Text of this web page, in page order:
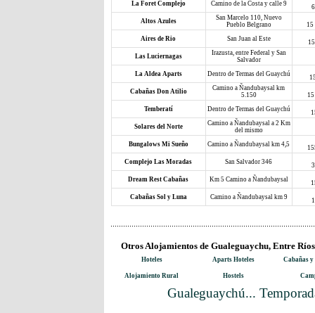
La Foret Complejo Camino de la Costa y calle 9
Altos Azules
San Marcelo 110, Nuevo
Pueblo Belgrano
15
Aires de Rio
San Juan al Este
Las Luciernagas
Irazusta, entre Federal y San
Salvador
La Aldea Aparts
Dentro de Termas del Guaychú
Cabañas Don Atilio
Camino a Ñandubaysal km
5.150
Temberatí
Dentro de Termas del Guaychú
Solares del Norte
Camino a Ñandubaysal a 2 Km
del mismo
Bungalows Mi Sueño
Camino a Ñandubaysal km 4,5
Complejo Las Moradas
San Salvador 346
Dream Rest Cabañas
Km 5 Camino a Ñandubaysal
Cabañas Sol y Luna
Camino a Ñandubaysal km 9
Otros Alojamientos de Gualeguaychu, Entre Ríos
Hoteles Aparts Hoteles Cabañas
Alojamiento Rural Hostels
Gualeguaychú...